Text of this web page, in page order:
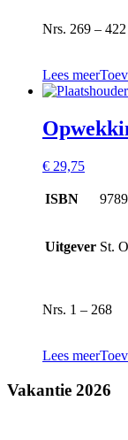
Nrs. 269 – 422
Lees meer
€ 29,75
ISBN
Uitgever St.
Nrs. 1 – 268
Lees meer
Vakantie 2026